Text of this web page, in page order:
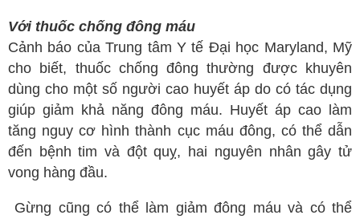
Với thuốc chống đông máu
Cảnh báo của Trung tâm Y tế Đại học Maryland, Mỹ
cho biết, thuốc chống đông thường được khuyên
dùng cho một số người cao huyết áp do có tác dụng
giúp giảm khả năng đông máu. Huyết áp cao làm
tăng nguy cơ hình thành cục máu đông, có thể dẫn
đến bệnh tim và đột quỵ, hai nguyên nhân gây tử
vong hàng đầu.
Gừng cũng có thể làm giảm đông máu và có thể